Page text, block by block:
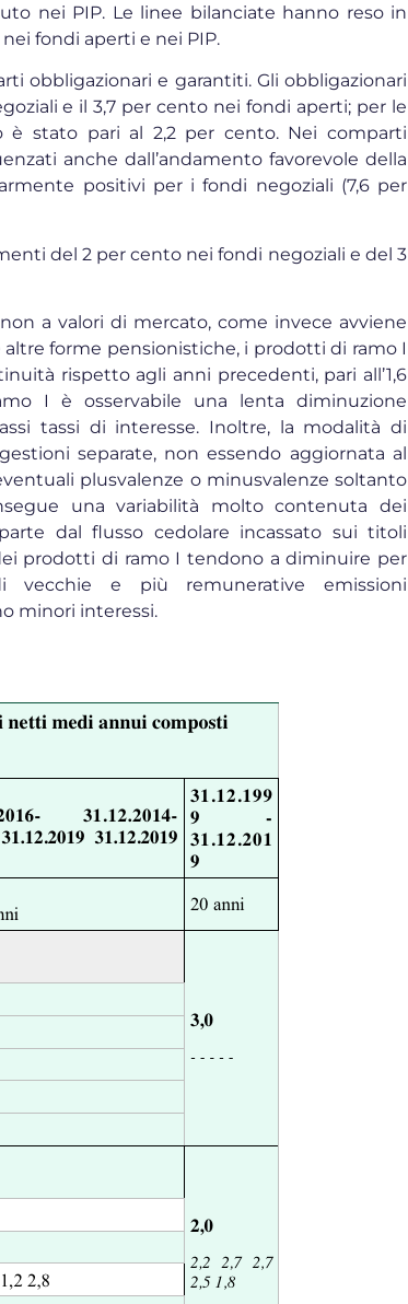
nei PIP. Le linee bilanciate hanno reso in
fondi aperti e nei PIP.
obbligazionari e garantiti. Gli obbligazionari
e il 3,7 per cento nei fondi aperti; per le
è stato pari al 2,2 per cento. Nei comparti
anche dall’andamento favorevole della
positivi per i fondi negoziali (7,6 per
del 2 per cento nei fondi negoziali e del 3
a valori di mercato, come invece avviene
forme pensionistiche, i prodotti di ramo I
rispetto agli anni precedenti, pari all’1,6
I è osservabile una lenta diminuzione
tassi di interesse. Inoltre, la modalità di
separate, non essendo aggiornata al
plusvalenze o minusvalenze soltanto
una variabilità molto contenuta dei
dal flusso cedolare incassato sui titoli
prodotti di ramo I tendono a diminuire per
vecchie e più remunerative emissioni
minori interessi.